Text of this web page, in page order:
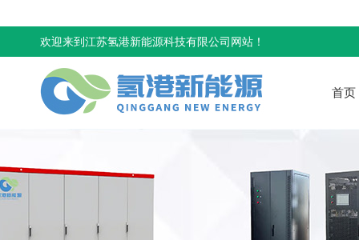
欢迎来到江苏氢港新能源科技有限公司网站！
首页